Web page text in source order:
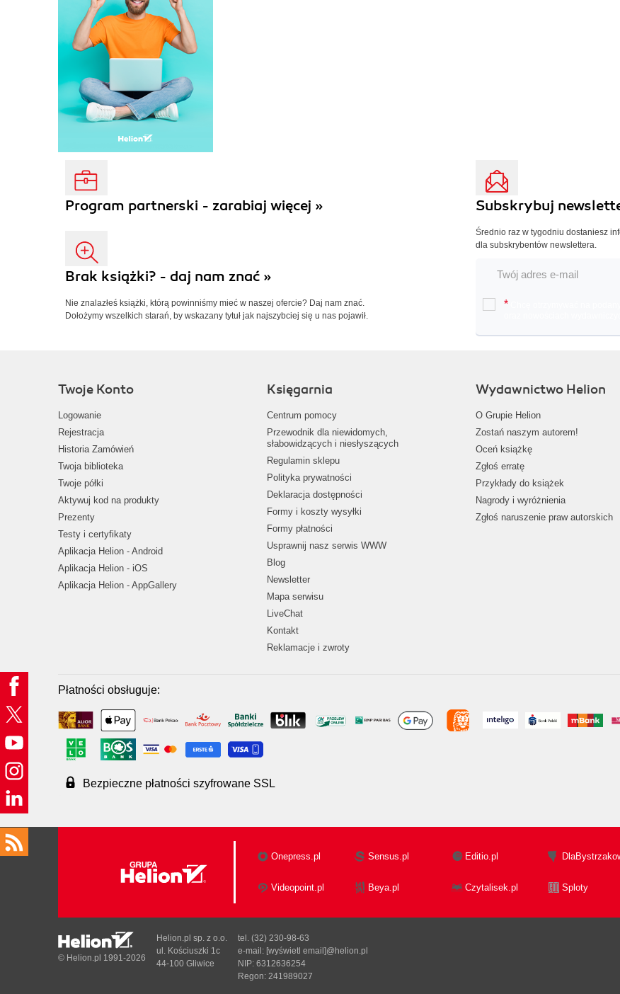
Program partnerski - zarabiaj więcej »
Brak książki? - daj nam znać »
Nie znalazłeś książki, którą powinniśmy mieć w naszej ofercie? Daj nam znać.
Dołożymy wszelkich starań, by wskazany tytuł jak najszybciej się u nas pojawił.
Subskrybuj
Średnio raz w tygodniu dostaniesz
dla subskrybentów newslettera.
*
Twoje Konto
Logowanie
Rejestracja
Historia Zamówień
Twoja biblioteka
Twoje półki
Aktywuj kod na produkty
Prezenty
Testy i certyfikaty
Aplikacja Helion - Android
Aplikacja Helion - iOS
Aplikacja Helion - AppGallery
Księgarnia
Centrum pomocy
Przewodnik dla niewidomych,
słabowidzących i niesłyszących
Regulamin sklepu
Polityka prywatności
Deklaracja dostępności
Formy i koszty wysyłki
Formy płatności
Usprawnij nasz serwis WWW
Blog
Newsletter
Mapa serwisu
LiveChat
Kontakt
Reklamacje i zwroty
Wydawnictwo Helion
O Grupie Helion
Zostań naszym autorem!
Oceń książkę
Zgłoś erratę
Przykłady do książek
Nagrody i wyróżnienia
Zgłoś naruszenie praw autorskich
Płatności obsługuje:
Bezpieczne płatności szyfrowane SSL
Onepress.pl Sensus.pl Editio.pl
Videopoint.pl Beya.pl Czytalisek.pl Sploty
© Helion.pl 1991-2026
Helion.pl sp. z o.o.
ul. Kościuszki 1c
44-100 Gliwice
tel. (32) 230-98-63
e-mail: [wyświetl email]@helion.pl
NIP: 6312636254
Regon: 241989027